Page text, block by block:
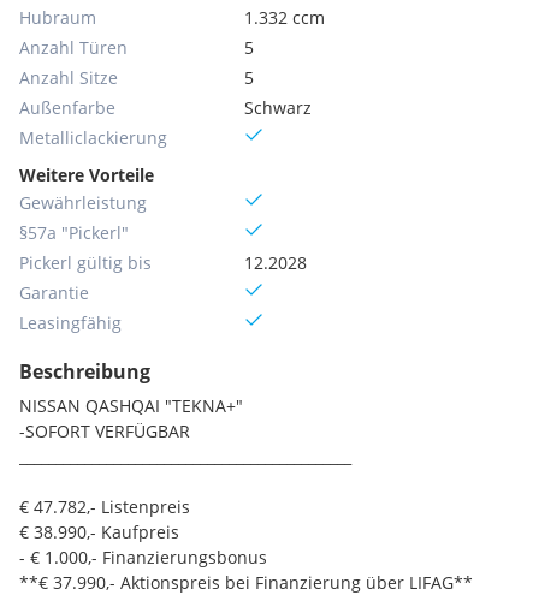
Hubraum
1.332 ccm
Anzahl Türen
5
Anzahl Sitze
5
Außenfarbe
Schwarz
Metallic­lackierung
Weitere Vorteile
Gewährleistung
§57a "Pickerl"
Pickerl gültig bis
12.2028
Garantie
Leasingfähig
Beschreibung
NISSAN QASHQAI "TEKNA+"
-SOFORT VERFÜGBAR
€ 47.782,- Listenpreis
€ 38.990,- Kaufpreis
- € 1.000,- Finanzierungsbonus
**€ 37.990,- Aktionspreis bei Finanzierung über LIFAG**